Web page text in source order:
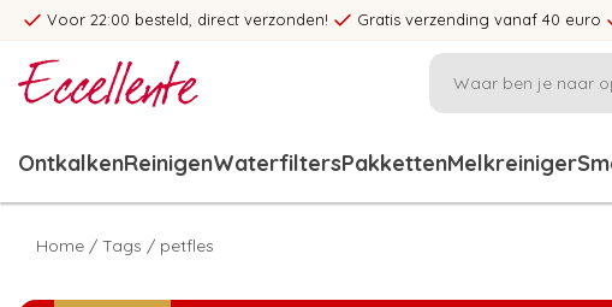
Voor 22:00 besteld, direct verzonden! Gratis verzending vanaf 40 euro
OntkalkenReinigenWaterfiltersPakkettenMelkreiniger
Home / Tags / petfles